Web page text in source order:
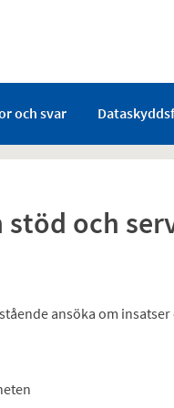
och svar
stöd och
ansöka om insatser